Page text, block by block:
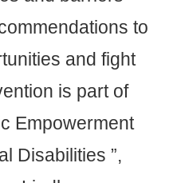
to
and fight
is part of
Empowerment
Disabilities ”,